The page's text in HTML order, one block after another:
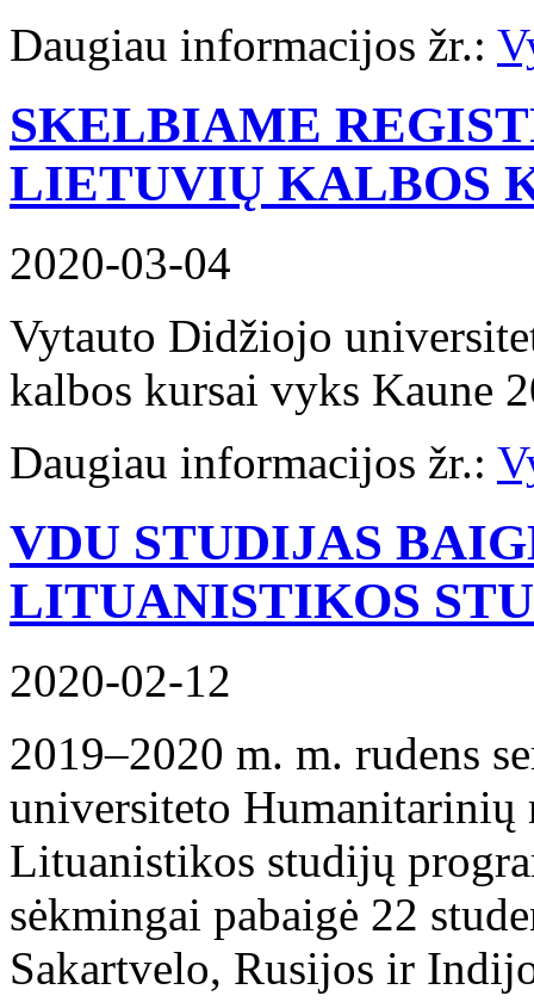
Daugiau informacijos žr.:
SKELBIAME
LIETUVIŲ KALBOS
2020-03-04
Vytauto Didžiojo
kalbos kursai vyks Kaune
Daugiau informacijos žr.:
VDU STUDIJAS
LITUANISTIKOS
2020-02-12
2019–2020 m. m. rudens
universiteto
Lituanistikos studijų
sėkmingai pabaigė 22
Sakartvelo, Rusijos ir